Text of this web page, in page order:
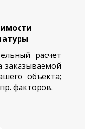
расчет
заказываемой
объекта;
факторов.